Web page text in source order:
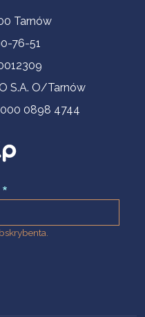
Tarnów
76-51
S.A. O/Tarnów
0898 4744